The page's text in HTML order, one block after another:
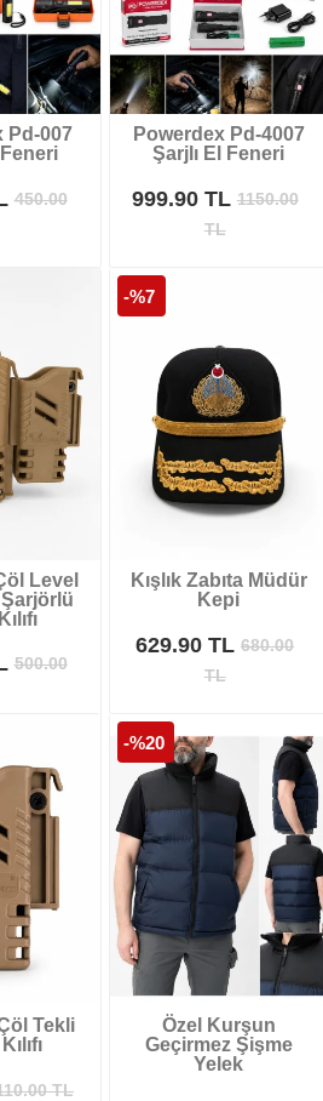
Pd-007
450.00
Powerdex Pd-4007
Şarjlı El Feneri
999.90 TL 1150.00
TL
Level
500.00
-%7
Kışlık Zabıta Müdür
Kepi
629.90 TL680.00
TL
Tekli
TL
-%20
Özel Kurşun
Geçirmez Şişme
Yelek